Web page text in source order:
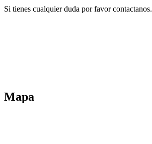
Si tienes cualquier duda por favor contactanos.
Mapa